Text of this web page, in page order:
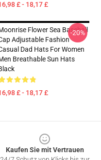
£ - 18,17 £
Flower Sea Baseball
Adjustable Fashion
Dad Hats For Women
Breathable Sun Hats
£ - 18,17 £
-20%
Kaufen Sie mit Vertrauen